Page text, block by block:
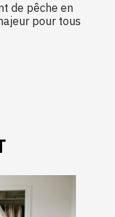
de pêche en
pour tous